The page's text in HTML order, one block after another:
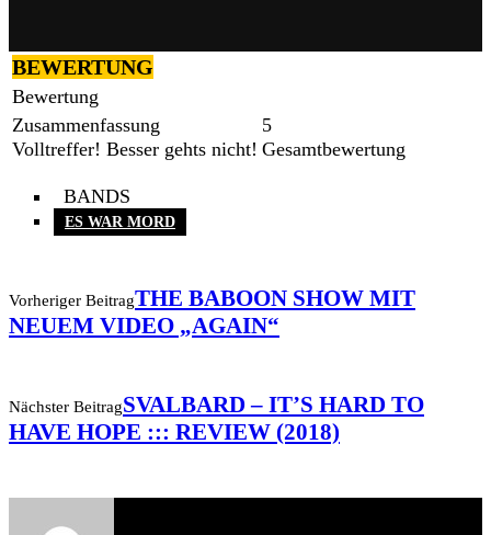
BEWERTUNG
Bewertung
Zusammenfassung
Volltreffer! Besser gehts nicht!
5
Gesamtbewertung
BANDS
ES WAR MORD
Vorheriger BeitragTHE BABOON SHOW MIT
NEUEM VIDEO „AGAIN“
Nächster BeitragSVALBARD – IT’S HARD TO
HAVE HOPE ::: REVIEW (2018)